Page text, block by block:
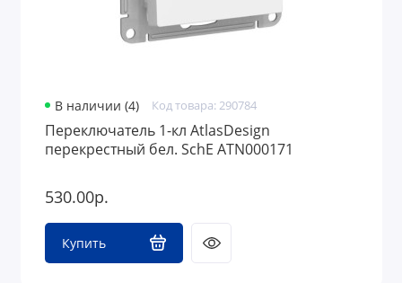
Паяльники и материалы для пайки
В наличии (4) Код товара: 290784
Переключатель 1-кл AtlasDesign
перекрестный бел. SchE ATN000171
530.00р.
Купить